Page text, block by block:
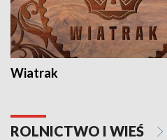
Wiatrak
ROLNICTWO I WIEŚ